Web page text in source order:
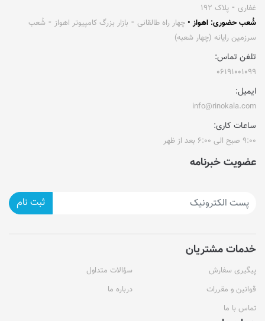
غفاری ⁃ پلاک ۱۹۲
شُعب حضوری: اهواز • چهار راه طالقانی ⁃ بازار بزرگ کامپیوتر اهواز ⁃ شُعب
سرزمین رایانه (چهار شعبه)
تلفن تماس:
۰۶۱۹۱۰۰۱۰۹۹
ایمیل:
info@rinokala.com
ساعات کاری:
۹:۰۰ صبح الی ۶:۰۰ بعد از ظهر
عضویت خبرنامه
ثبت نام
خدمات مشتریان
پیگیری سفارش
سؤالات متداول
قوانین و مقررات
درباره ما
تماس با ما